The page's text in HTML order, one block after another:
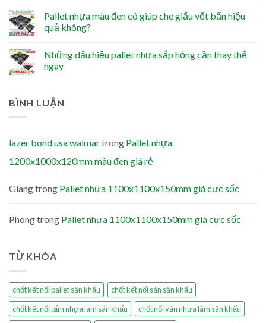
Pallet nhựa màu đen có giúp che giấu vết bẩn hiệu
quả không?
Những dấu hiệu pallet nhựa sắp hỏng cần thay thế
ngay
BÌNH LUẬN
lazer bond usa walmartrong Pallet nhựa
1200x1000x120mm màu đen giá rẻ
Giangtrong Pallet nhựa 1100x1100x150mm giá cực sốc
Phongtrong Pallet nhựa 1100x1100x150mm giá cực sốc
TỪ KHÓA
chốt kết nối pallet sân khấu
chốt kết nối sàn sân khấu
chốt kết nối tấm nhựa làm sân khấu
chốt nối ván nhựa làm sân khấu